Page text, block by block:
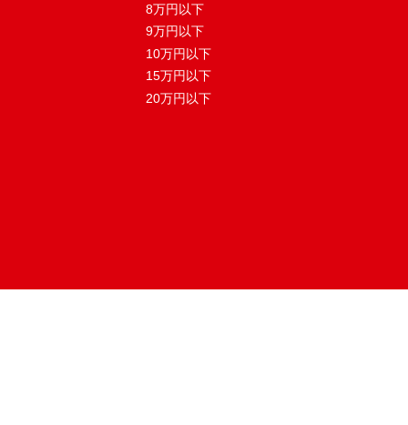
8万円以下
9万円以下
10万円以下
15万円以下
20万円以下